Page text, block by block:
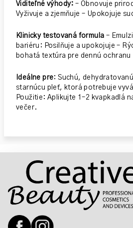
Viditeľné výhody: – Obnovuje
Vyživuje a zjemňuje – Upokojuje
Klinicky testovaná formula –
bariéru: Posilňuje a upokojuje –
bohatá textúra pre dennú ochranu
Ideálne pre: Suchú,
starnúcu pleť, ktorá potrebuje
Použitie: Aplikujte 1–2 kvapkadlá
večer.